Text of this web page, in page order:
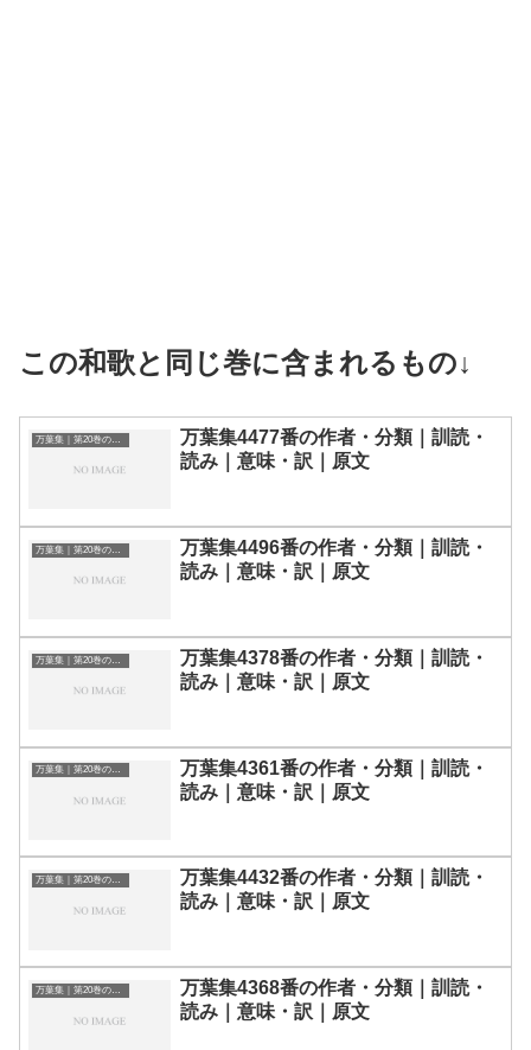
この和歌と同じ巻に含まれるもの↓
万葉集｜第20巻の和歌一覧
万葉集4477番の作者・分類｜訓読・
読み｜意味・訳｜原文
万葉集｜第20巻の和歌一覧
万葉集4496番の作者・分類｜訓読・
読み｜意味・訳｜原文
万葉集｜第20巻の和歌一覧
万葉集4378番の作者・分類｜訓読・
読み｜意味・訳｜原文
万葉集｜第20巻の和歌一覧
万葉集4361番の作者・分類｜訓読・
読み｜意味・訳｜原文
万葉集｜第20巻の和歌一覧
万葉集4432番の作者・分類｜訓読・
読み｜意味・訳｜原文
万葉集｜第20巻の和歌一覧
万葉集4368番の作者・分類｜訓読・
読み｜意味・訳｜原文